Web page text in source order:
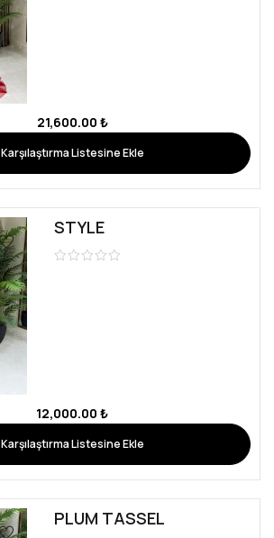
21,600.00 ₺
Karşılaştırma Listesine Ekle
STYLE
12,000.00 ₺
Karşılaştırma Listesine Ekle
PLUM TASSEL